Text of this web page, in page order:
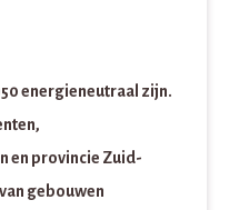
energieneutraal zijn.
en provincie Zuid-
gebouwen